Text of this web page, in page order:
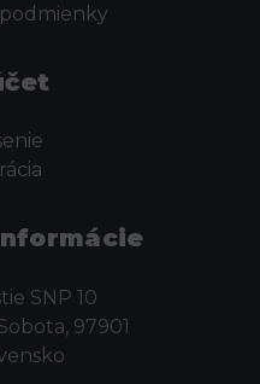
SNP 10
97901